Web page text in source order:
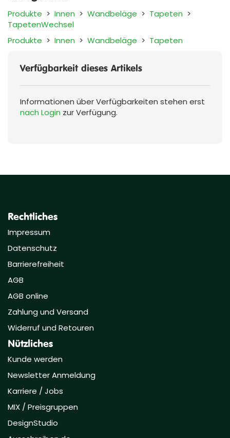
Verfügbarkeit dieses Artikels
Informationen über Verfügbarkeiten stehen erst
nach Login zur Verfügung.
Produkte > Innen > Wandbeläge > Tapeten >
TapetenWechsel
Produkte > Innen > Wandbeläge > Tapeten
Rechtliches
Impressum
Datenschutz
Barrierefreiheit
AGB
AGB online
Zahlung und Versand
Widerruf und Retouren
Nützliches
Kunde werden
Newsletter Anmeldung
Karriere / Jobs
MIX / Preisgruppen
DesignStudio